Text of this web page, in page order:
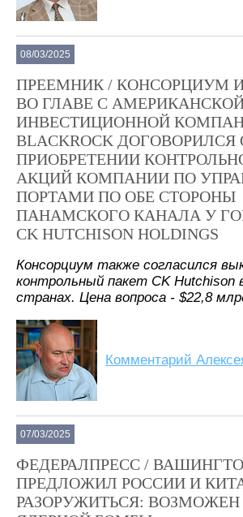
08/03/2025
ПРЕЕМНИК / КОНСОРЦИУМ
ВО ГЛАВЕ С
ИНВЕСТИЦИОННОЙ
BLACKROCK ДОГОВОРИЛСЯ
ПРИОБРЕТЕНИИ
АКЦИЙ КОМПАНИИ ПО
ПОРТАМИ ПО ОБЕ СТОРОНЫ
ПАНАМСКОГО КАНАЛА У
CK HUTCHISON HOLDINGS
Консорциум также согласился
контрольный пакет CK Hutchison
странах. Цена вопроса - $22,8
Комментарий
07/03/2025
ФЕДЕРАЛПРЕСС /
ПРЕДЛОЖИЛ РОССИИ И
РАЗОРУЖИТЬСЯ: ВОЗМОЖЕН